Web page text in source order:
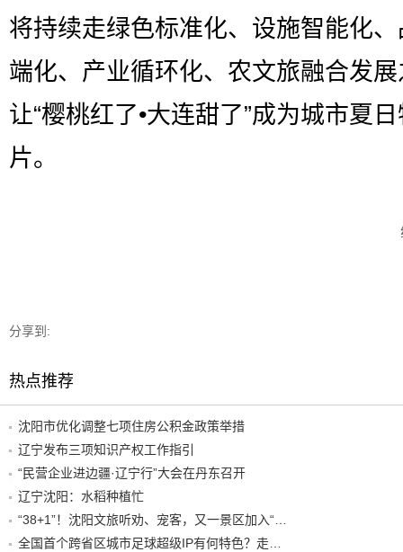
将持续走绿色标准化、设施智能化
端化、产业循环化、农文旅融合发
让“樱桃红了•大连甜了”成为城市夏
片。
分享到:
热点推荐
沈阳市优化调整七项住房公积金政策举措
辽宁发布三项知识产权工作指引
“民营企业进边疆·辽宁行”大会在丹东召开
辽宁沈阳：水稻种植忙